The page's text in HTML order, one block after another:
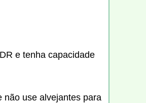
e tenha capacidade
não use alvejantes para